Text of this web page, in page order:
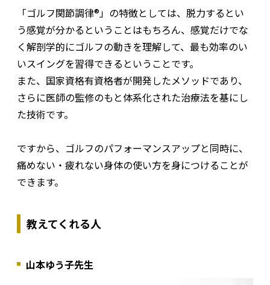
「ゴルフ関節調律®」の特徴としては、脱力するとい
う感覚が分かるということはもちろん、感覚だけでな
く解剖学的にゴルフの動きを理解して、最も効率のい
いスイングを習得できるということです。
また、国家資格有資格者が開発したメソッドであり、
さらに医師の監修のもと体系化された治療法を基にし
た技術です。
ですから、ゴルフのパフォーマンスアップと同時に、
痛めない・疲れない身体の使い方を身につけることが
できます。
教えてくれる人
山本ゆう子先生